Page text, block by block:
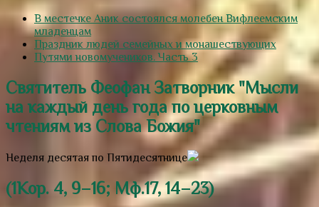
В местечке Аник состоялся молебен Вифлеемским
младенцам
Праздник людей семейных и монашествующих
Путями новомучеников. Часть 3
Святитель Феофан Затворник "Мысли
на каждый день года по церковным
чтениям из Слова Божия"
Неделя десятая по Пятидесятнице
(1Кор. 4, 9–16; Мф.17, 14–23)